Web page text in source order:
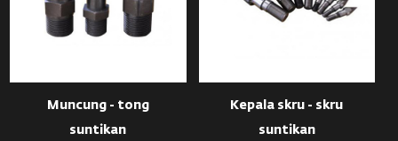
Muncung - tong
suntikan
Kepala skru - skru
suntikan